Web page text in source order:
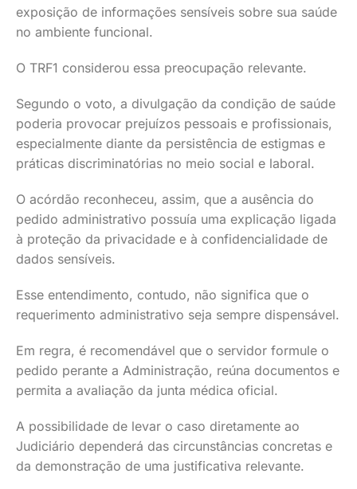
exposição de informações sensíveis sobre sua saúde
no ambiente funcional.
O TRF1 considerou essa preocupação relevante.
Segundo o voto, a divulgação da condição de saúde
poderia provocar prejuízos pessoais e profissionais,
especialmente diante da persistência de estigmas e
práticas discriminatórias no meio social e laboral.
O acórdão reconheceu, assim, que a ausência do
pedido administrativo possuía uma explicação ligada
à proteção da privacidade e à confidencialidade de
dados sensíveis.
Esse entendimento, contudo, não significa que o
requerimento administrativo seja sempre dispensável.
Em regra, é recomendável que o servidor formule o
pedido perante a Administração, reúna documentos e
permita a avaliação da junta médica oficial.
A possibilidade de levar o caso diretamente ao
Judiciário dependerá das circunstâncias concretas e
da demonstração de uma justificativa relevante.